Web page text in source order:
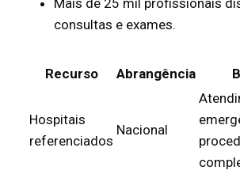
Mais de 25 mil profissionais
consultas e exames.
Recurso Abrangência
Hospitais
referenciados
Nacional